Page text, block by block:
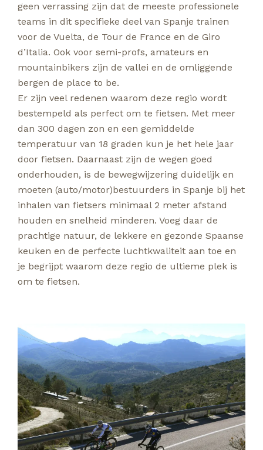
geen verrassing zijn dat de meeste professionele
teams in dit specifieke deel van Spanje trainen
voor de Vuelta, de Tour de France en de Giro
d’Italia. Ook voor semi-profs, amateurs en
mountainbikers zijn de vallei en de omliggende
bergen de place to be.
Er zijn veel redenen waarom deze regio wordt
bestempeld als perfect om te fietsen. Met meer
dan 300 dagen zon en een gemiddelde
temperatuur van 18 graden kun je het hele jaar
door fietsen. Daarnaast zijn de wegen goed
onderhouden, is de bewegwijzering duidelijk en
moeten (auto/motor)bestuurders in Spanje bij het
inhalen van fietsers minimaal 2 meter afstand
houden en snelheid minderen. Voeg daar de
prachtige natuur, de lekkere en gezonde Spaanse
keuken en de perfecte luchtkwaliteit aan toe en
je begrijpt waarom deze regio de ultieme plek is
om te fietsen.